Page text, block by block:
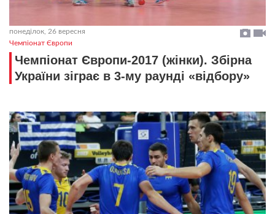
понеділок, 26 вересня
Чемпіонат Європи
Чемпіонат Європи-2017 (жінки). Збірна
України зіграє в 3-му раунді «відбору»